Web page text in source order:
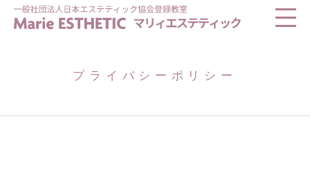
プライバシーポリシー